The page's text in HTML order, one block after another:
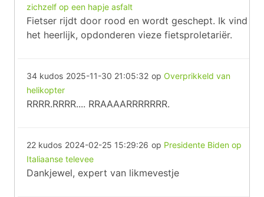
zichzelf op een hapje asfalt
Fietser rijdt door rood en wordt geschept. Ik vind
het heerlijk, opdonderen vieze fietsproletariër.
34 kudos 2025-11-30 21:05:32 op Overprikkeld van
helikopter
RRRR.RRRR.... RRAAAARRRRRRR.
22 kudos 2024-02-25 15:29:26 op Presidente Biden op
Italiaanse televee
Dankjewel, expert van likmevestje